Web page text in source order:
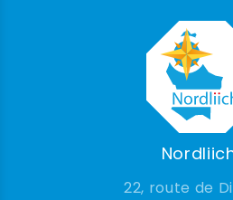
22, route de